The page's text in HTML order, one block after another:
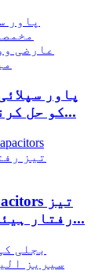
کو حل کرنا: نینو کو کیسے مستحکم کیا جائے...
رفتار ہیئر ڈرائی میں ایک چھلانگ لگاتے ہیں...